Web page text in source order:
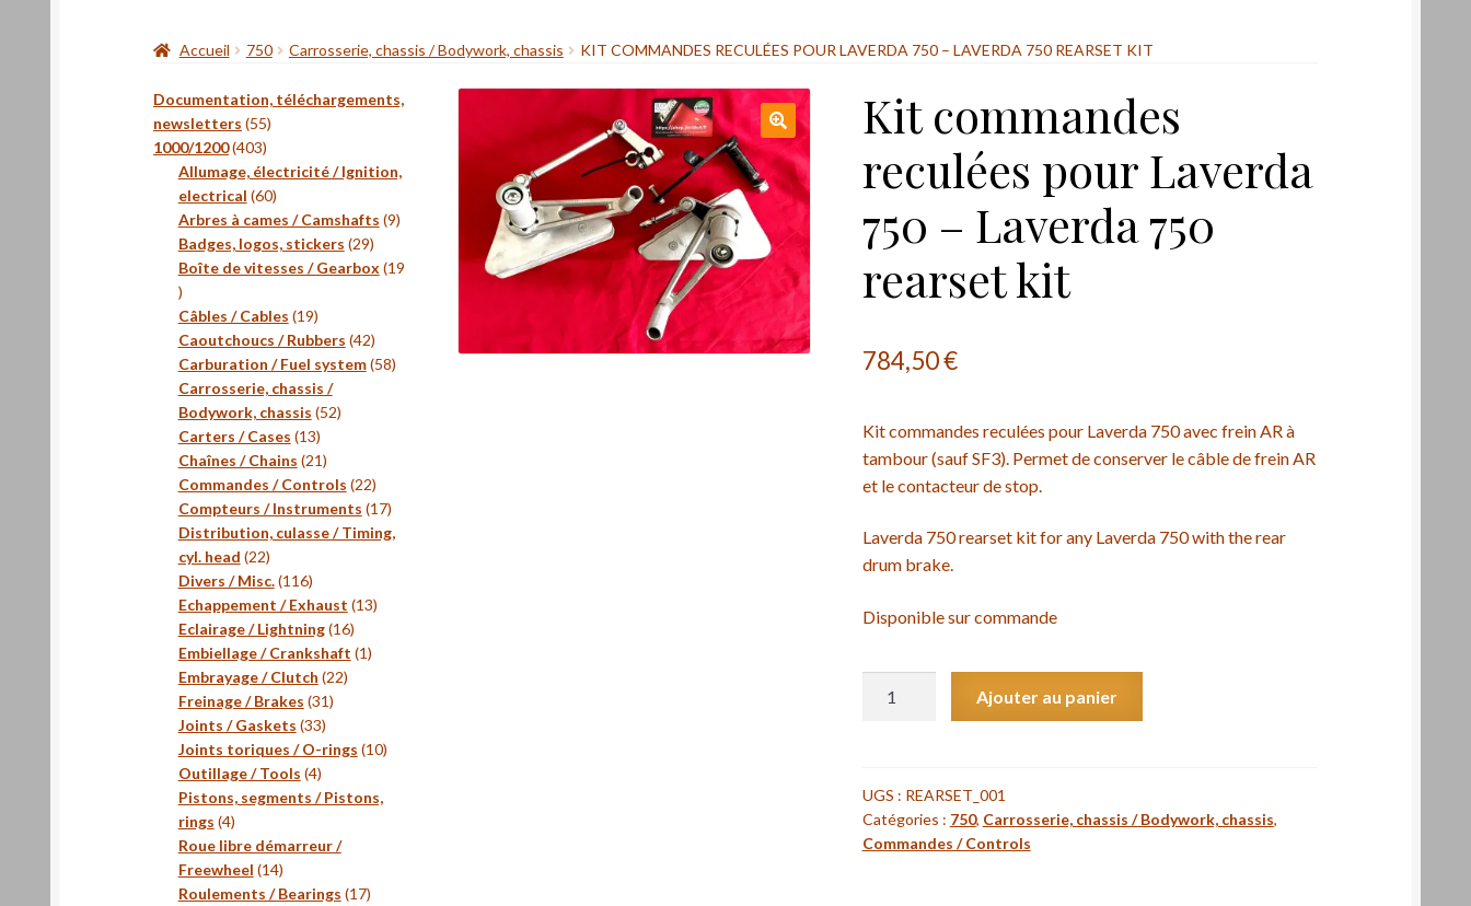
Accueil 750 Carrosserie, chassis / Bodywork, chassis KIT COMMANDES RECULÉES POUR LAVERDA 750 – LAVERDA 750 REARSET KIT
Kit commandes
reculées pour Laverda
750 – Laverda 750
rearset kit
784,50€
Kit commandes reculées pour Laverda 750 avec frein AR à
tambour (sauf SF3). Permet de conserver le câble de frein AR
et le contacteur de stop.
Laverda 750 rearset kit for any Laverda 750 with the rear
drum brake.
Disponible sur commande
reculées
pour
Laverda
Ajouter au panier
UGS : REARSET_001
Catégories : 750, Carrosserie, chassis / Bodywork, chassis,
Commandes / Controls
Documentation, téléchargements,
newsletters 5555
1000/1200 403403
produits
Allumage, électricité / Ignition,
electrical 6060
produits
Arbres à cames / Camshafts 99
Badges, logos, stickers 2929
produits
Boîte de vitesses / Gearbox 19
19
produits
Câbles / Cables 1919
produits
Caoutchoucs / Rubbers 4242
produits
Carburation / Fuel system 5858
Carrosserie, chassis /
Bodywork, chassis 5252
Carters / Cases 1313
produits
Chaînes / Chains 2121
produits
Commandes / Controls 2222
produits
Compteurs / Instruments 1717
produits
Distribution, culasse / Timing,
cyl. head 2222
produits
Divers / Misc. 116116
produits
Echappement / Exhaust 1313
Eclairage / Lightning 1616
produits
Embiellage / Crankshaft 11
Embrayage / Clutch 2222
Freinage / Brakes 3131
Joints / Gaskets 3333
produits
Joints toriques / O-rings 1010
Outillage / Tools 44
produits
Pistons, segments / Pistons,
rings 44
produits
Roue libre démarreur /
Freewheel 1414
produits
Roulements / Bearings 1717